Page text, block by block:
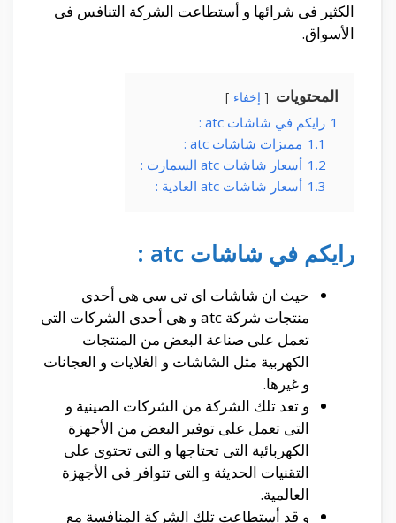
الكثير فى شرائها و أستطاعت الشركة التنافس فى
الأسواق.
المحتويات إخفاء
1 رايكم في شاشات atc :
1.1 مميزات شاشات atc :
1.2 أسعار شاشات atc السمارت :
1.3 أسعار شاشات atc العادية :
رايكم في شاشات atc :
حيث ان شاشات اى تى سى هى أحدى
منتجات شركة atc و هى أحدى الشركات التى
تعمل على صناعة البعض من المنتجات
الكهربية مثل الشاشات و الغلايات و العجانات
و غيرها.
و تعد تلك الشركة من الشركات الصينية و
التى تعمل على توفير البعض من الأجهزة
الكهربائية التى تحتاجها و التى تحتوى على
التقنيات الحديثة و التى تتوافر فى الأجهزة
العالمية.
و قد أستطاعت تلك الشركة المنافسة مع